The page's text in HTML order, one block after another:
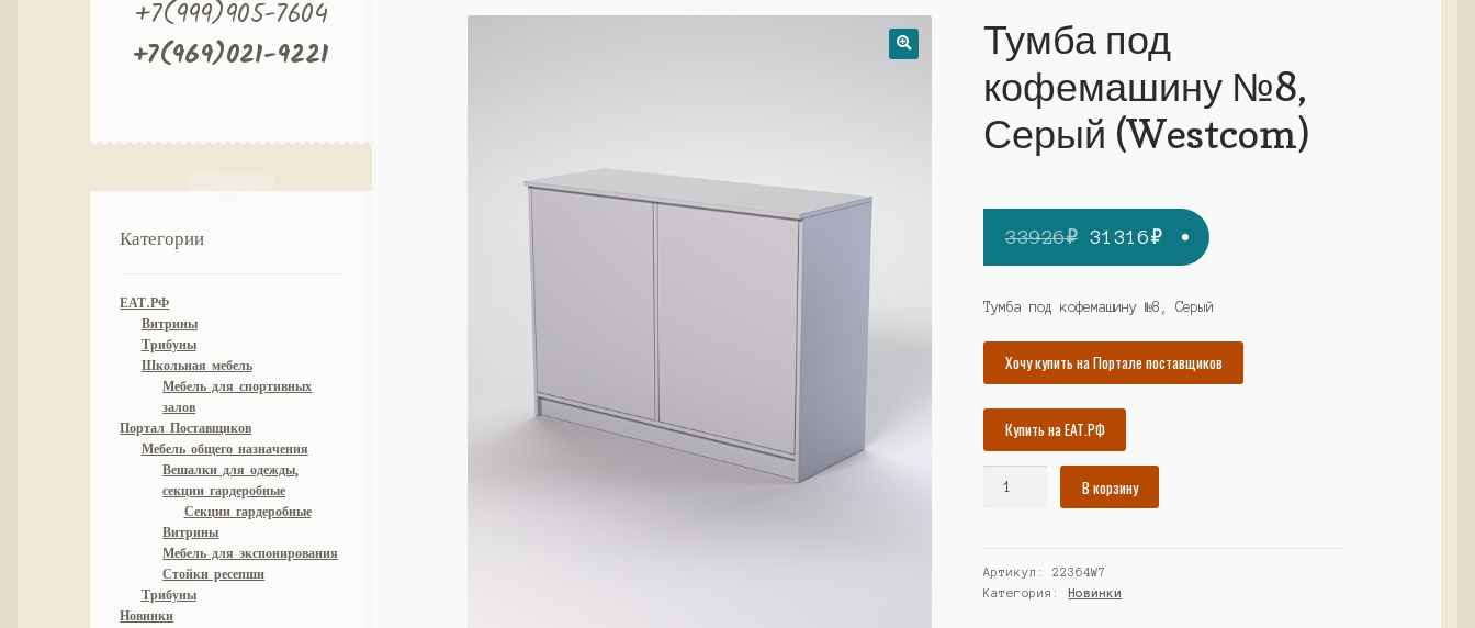
Тумба под
кофемашину №8,
Серый (Westcom)
33926₽ Первоначальная
цена
составляла
33926₽.
31316₽Текущая
цена:
31316₽.
Тумба под кофемашину №8, Серый
Хочу купить на Портале поставщиков
Купить на ЕАТ.РФ
кофемашину
№8,
В корзину
Артикул:22364W7
Категория:Новинки
+7(999)905-7604
+7(969)021-9221
Категории
ЕАТ.РФ
Витрины
Трибуны
Школьная мебель
Мебель для спортивных
залов
Портал Поставщиков
Мебель общего назначения
Вешалки для одежды,
секции гардеробные
Секции гардеробные
Витрины
Мебель для экспонирования
Стойки ресепшн
Трибуны
Новинки